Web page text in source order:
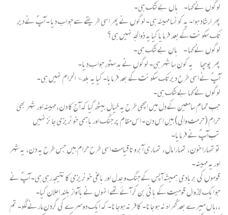
لوگوں نے کہا۔ ہاں بے شک ہی۔
پھر ارشاد ہوا۔ یہ کونسا مہینہ ہی۔ لوگوں نے پھر اسی طریقے سے جو اب دیا ۔ آپؐ نے دیر
تک سکونت کے بعد فرمایا کیا یہ ذوالجہ نہیں ہی؟
لوگوں نے کہا ۔ ہاں بے شک ہی۔
پھر پوچھا یہ کون سا شہر ہی۔ لوگوں نے بدستور جواب دیا۔
آپ ؐ نے اسی طرح دیر تک سکونت کے بعد فرمایا۔ کیا یہ بلدۃ الحرام نہیں ہی۔
لوگوں نے کہا بے شک ہی۔
جب تمام سامعین کے دل میں اچھی طرح یہ خیال بیٹھ گیا کہ آج کا دن، مہینہ اور شہر بھی
حرام (حرمت والی) ہیں اس دن۔ اس مقام پر جنگ اور باہمی خونریزی جائز نہیں
تب آپؐ نے فرمایا۔
تو تمہارا خون، تمہارا مال، تمہاری آبر و تاقیامت اسی طرح حرام ہیں جس طرح یہ دن، یہ شہر
اور یہ مہینہ۔
قوموں کی بربادی ہمیشہ آپس کے جنگ و جدل اور باغی خونریزی کا نتیجہ رہی ہی۔ آپؐ نے
جو ایک لازوال قومیت کے بانی بن کر آئے تھے انہوں نے باآواز بلند اعلان کیا۔
،،ہاں میرے بعد گمراہ نہ ہوجانا۔ کافر نہ ہوجانا۔ کہ ایک دوسرے کی گردن مارنے لگو۔ تم